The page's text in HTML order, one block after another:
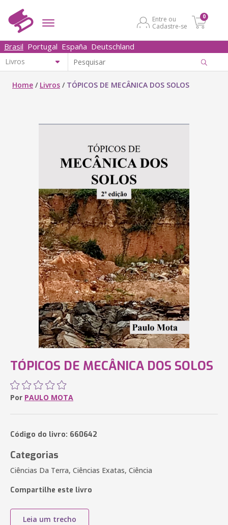
Entre ou
Cadastre-se
0
Brasil Portugal España Deutschland
Home / Livros / TÓPICOS DE MECÂNICA DOS SOLOS
TÓPICOS DE MECÂNICA DOS SOLOS
Por PAULO MOTA
Código do livro: 660642
Categorias
Ciências Da Terra, Ciências Exatas, Ciência
Compartilhe este livro
Leia um trecho